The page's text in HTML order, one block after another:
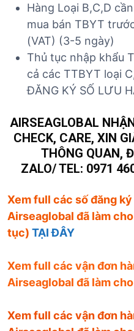
Hàng Loại B,C,D
mua bán TBYT
(VAT) (3-5 ngày)
Thủ tục nhập khẩu
cả các TTBYT loại
ĐĂNG KÝ SỐ LƯU
AIRSEAGLOBAL
CHECK, CARE, XIN
THÔNG QUAN,
ZALO/ TEL: 0971
Xem full các số đăng
Airseaglobal đã làm
tục) TẠI ĐÂY
Xem full các vận đơn
Airseaglobal đã làm
Xem full các vận đơn